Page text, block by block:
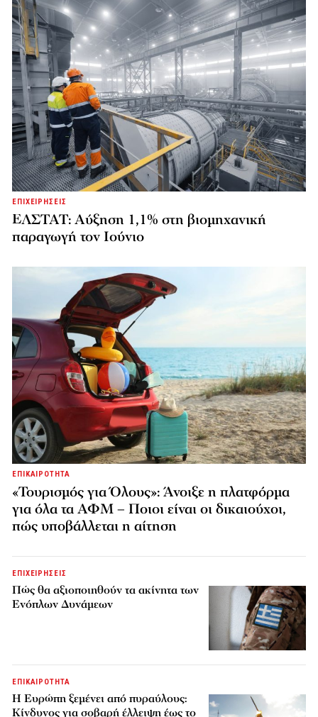
ΕΠΙΧΕΙΡΗΣΕΙΣ
ΕΛΣΤΑΤ: Αύξηση 1,1% στη βιομηχανική
παραγωγή τον Ιούνιο
ΕΠΙΚΑΙΡΟΤΗΤΑ
«Τουρισμός για Όλους»: Άνοιξε η πλατφόρμα
για όλα τα ΑΦΜ – Ποιοι είναι οι δικαιούχοι,
πώς υποβάλλεται η αίτηση
ΕΠΙΧΕΙΡΗΣΕΙΣ
Πώς θα αξιοποιηθούν τα ακίνητα των
Ενόπλων Δυνάμεων
ΕΠΙΚΑΙΡΟΤΗΤΑ
H Ευρώπη ξεμένει από πυραύλους:
Κίνδυνος για σοβαρή έλλειψη έως το